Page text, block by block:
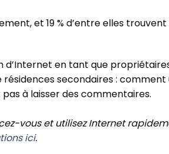
et 19 % d’entre elles
en tant que
secondaires :
à laisser des commentaires.
vous et utilisez Internet
ici.